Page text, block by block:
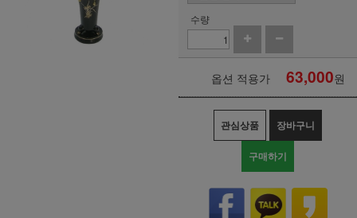
수량
옵션 적용가 63,000원
관심상품 장바구니
구매하기